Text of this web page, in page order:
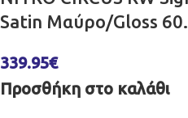
Satin Μαύρο/Gloss
339.95€
Προσθήκη στο καλάθι